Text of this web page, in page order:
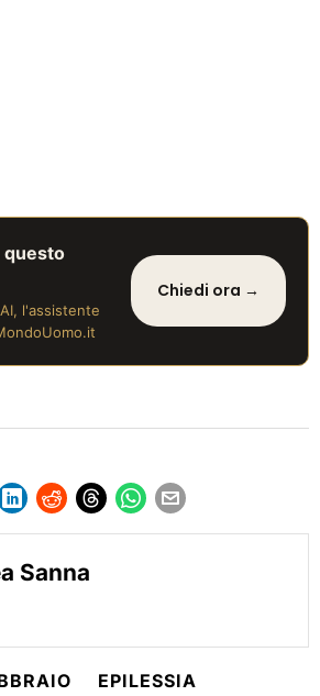
questo
l'assistente
Chiedi ora →
Sanna
EPILESSIA